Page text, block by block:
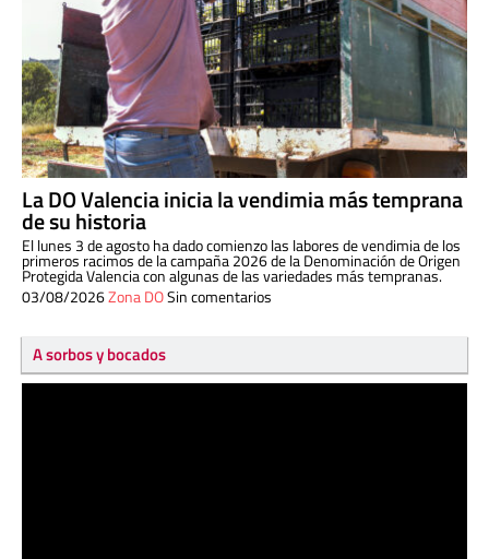
La DO Valencia inicia la vendimia más temprana
de su historia
El lunes 3 de agosto ha dado comienzo las labores de vendimia de los
primeros racimos de la campaña 2026 de la Denominación de Origen
Protegida Valencia con algunas de las variedades más tempranas.
03/08/2026Zona DOSin comentarios
A sorbos y bocados